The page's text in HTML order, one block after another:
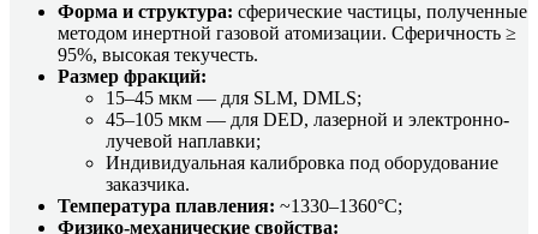
Форма и структура: сферические частицы, полученные
методом инертной газовой атомизации. Сферичность ≥
95%, высокая текучесть.
Размер фракций:
15–45 мкм — для SLM, DMLS;
45–105 мкм — для DED, лазерной и электронно-
лучевой наплавки;
Индивидуальная калибровка под оборудование
заказчика.
Температура плавления: ~1330–1360°C;
Физико-механические свойства: